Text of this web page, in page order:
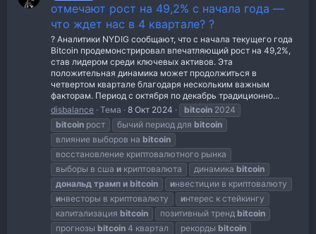
отмечают рост на 49,2% с начала года —
что ждет нас в 4 квартале? ?
? Аналитики NYDIG сообщают, что с начала текущего года
Bitcoin продемонстрировал впечатляющий рост на 49,2%,
став лидером среди ключевых активов. Эта
положительная динамика может продолжиться в
четвертом квартале благодаря нескольким важным
факторам. Период с октября по декабрь традиционно...
disbalance Тема 8 Окт 2024 bitcoin 2024
bitcoin рост бычий период для bitcoin
влияние выборов на bitcoin
восстановление криптовалютного рынка
выборы в сша и криптовалюта динамика bitcoin
дональд трамп и bitcoin инвестиции в криптовалюту
инвесторы в криптовалюту интерес к стейкингу
капитализация bitcoin позитивный тренд bitcoin
прогнозы bitcoin 4 квартал рекорды bitcoin